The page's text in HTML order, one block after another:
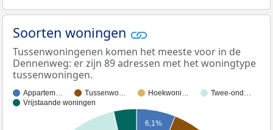
Soorten woningen
Tussenwoningenen komen het meeste voor in de
Dennenweg: er zijn 89 adressen met het woningtype
tussenwoningen.
Appartem… Tussenwo… Hoekwoni…
Twee-ond…
Vrijstaande woningen
6,1%